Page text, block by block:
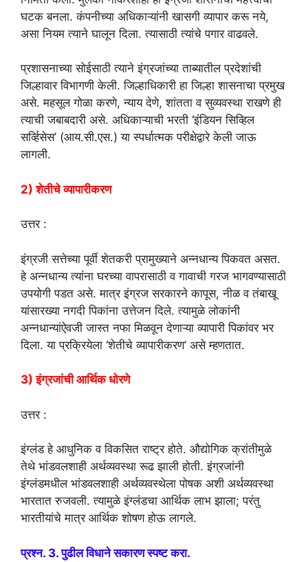
घटक बनला. कंपनीच्या अधिकाऱ्यांनी खासगी व्यापार करू नये,
असा नियम त्याने घालून दिला. त्यासाठी त्यांचे पगार वाढवले.
प्रशासनाच्या सोईसाठी त्याने इंग्रजांच्या ताब्यातील प्रदेशांची
जिल्हावार विभागणी केली. जिल्हाधिकारी हा जिल्हा शासनाचा प्रमुख
असे. महसूल गोळा करणे, न्याय देणे, शांतता व सुव्यवस्था राखणे ही
त्याची जबाबदारी असे. अधिकाऱ्याची भरती ‘इंडियन सिव्हिल
सर्व्हिसेस’ (आय.सी.एस.) या स्पर्धात्मक परीक्षेद्वारे केली जाऊ
लागली.
2) शेतीचे व्यापारीकरण
उत्तर :
इंग्रजी सत्तेच्या पूर्वी शेतकरी प्रामुख्याने अन्नधान्य पिकवत असत.
हे अन्नधान्य त्यांना घरच्या वापरासाठी व गावाची गरज भागवण्यासाठी
उपयोगी पडत असे. मात्र इंग्रज सरकारने कापूस, नीळ व तंबाखू
यांसारख्या नगदी पिकांना उत्तेजन दिले. त्यामुळे लोकांनी
अन्नधान्यांऐवजी जास्त नफा मिळवून देणाऱ्या व्यापारी पिकांवर भर
दिला. या प्रक्रियेला ‘शेतीचे व्यापारीकरण’ असे म्हणतात.
3) इंग्रजांची आर्थिक धोरणे
उत्तर :
इंग्लंड हे आधुनिक व विकसित राष्ट्र होते. औद्योगिक क्रांतीमुळे
तेथे भांडवलशाही अर्थव्यवस्था रूढ झाली होती. इंग्रजांनी
इंग्लंडमधील भांडवलशाही अर्थव्यवस्थेला पोषक अशी अर्थव्यवस्था
भारतात रुजवली. त्यामुळे इंग्लंडचा आर्थिक लाभ झाला; परंतु
भारतीयांचे मात्र आर्थिक शोषण होऊ लागले.
प्रश्न. 3. पुढील विधाने सकारण स्पष्ट करा.